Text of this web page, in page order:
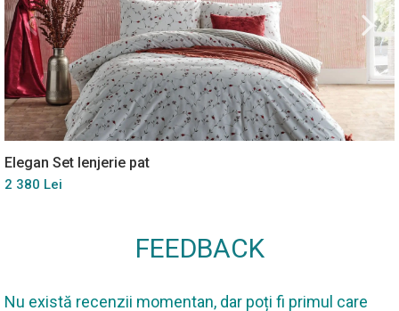
Elegan Set lenjerie pat
2 380 Lei
FEEDBACK
Nu există recenzii momentan, dar poți fi primul care